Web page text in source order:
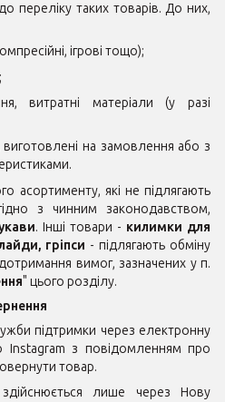
переліку таких товарів. До них,
ігрові тощо);
витратні матеріали (у разі
на замовлення або з
асортименту, які не підлягають
з чинним законодавством,
. Інші товари - килимки для
гріпси - підлягають обміну
вимог, зазначених у п.
" цього розділу.
підтримки через електронну
Instagram з повідомленням про
товар.​
лише через Нову